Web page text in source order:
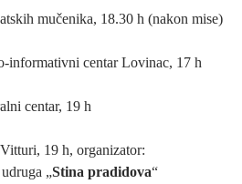
mučenika, 18.30 h (nakon mise)
informativni centar Lovinac, 17 h
centar, 19 h
19 h, organizator:
„Stina pradidova“